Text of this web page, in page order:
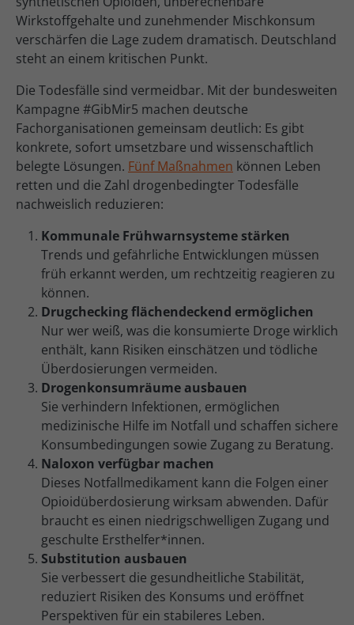
Wirkstoffgehalte und zunehmender Mischkonsum
verschärfen die Lage zudem dramatisch. Deutschland
steht an einem kritischen Punkt.
Die Todesfälle sind vermeidbar. Mit der bundesweiten
Kampagne #GibMir5 machen deutsche
Fachorganisationen gemeinsam deutlich: Es gibt
konkrete, sofort umsetzbare und wissenschaftlich
belegte Lösungen. Fünf Maßnahmen können Leben
retten und die Zahl drogenbedingter Todesfälle
nachweislich reduzieren:
Kommunale Frühwarnsysteme stärken
Trends und gefährliche Entwicklungen müssen
früh erkannt werden, um rechtzeitig reagieren zu
können.
Drugchecking flächendeckend ermöglichen
Nur wer weiß, was die konsumierte Droge wirklich
enthält, kann Risiken einschätzen und tödliche
Überdosierungen vermeiden.
Drogenkonsumräume ausbauen
Sie verhindern Infektionen, ermöglichen
medizinische Hilfe im Notfall und schaffen sichere
Konsumbedingungen sowie Zugang zu Beratung.
Naloxon verfügbar machen
Dieses Notfallmedikament kann die Folgen einer
Opioidüberdosierung wirksam abwenden. Dafür
braucht es einen niedrigschwelligen Zugang und
geschulte Ersthelfer*innen.
Substitution ausbauen
Sie verbessert die gesundheitliche Stabilität,
reduziert Risiken des Konsums und eröffnet
Perspektiven für ein stabileres Leben.